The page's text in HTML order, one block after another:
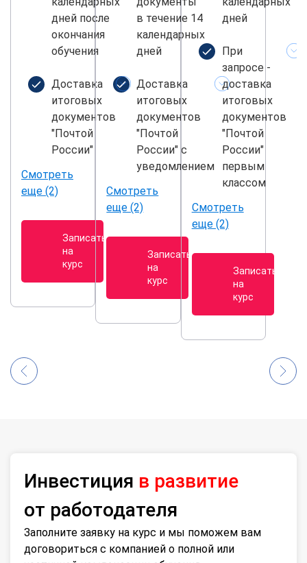
дней после
окончания
обучения
Доставка
итоговых
документов
"Почтой
России"
Смотреть
еще (2)
Записаться
на
курс
в течение 14
календарных
дней
Доставка
итоговых
документов
"Почтой
России" с
уведомлением
Смотреть
еще (2)
Записаться
на
курс
дней
При
запросе -
доставка
итоговых
документов
"Почтой
России"
первым
классом
Смотреть
еще (2)
Записаться
на
курс
Инвестиция в развитие
от работодателя
Заполните заявку на курс и мы поможем вам
договориться с компанией о полной или